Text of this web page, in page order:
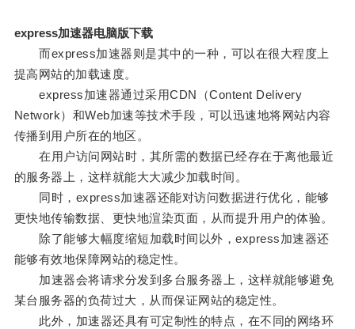
express加速器电脑版下载
而express加速器则是其中的一种，可以在很大程度上
提高网站的加载速度。
express加速器通过采用CDN（Content Delivery
Network）和Web加速等技术手段，可以迅速地将网站内容
传播到用户所在的地区。
在用户访问网站时，其所需的数据已经存在于离他最近
的服务器上，这样就能大大减少加载时间。
同时，express加速器还能对访问数据进行优化，能够
更快地传输数据、更快地渲染页面，从而提升用户的体验。
除了能够大幅度缩短加载时间以外，express加速器还
能够有效地保障网站的稳定性。
加速器会将请求分发到多台服务器上，这样就能够避免
某台服务器的负荷过大，从而保证网站的稳定性。
此外，加速器还具有可定制性的特点，在不同的网络环